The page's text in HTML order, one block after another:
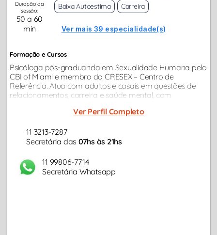
Duração da
sessão:
50 a 60
min
Baixa Autoestima
Carreira
Ver mais 39 especialidade(s)
Formação e Cursos
Psicóloga pós-graduanda em Sexualidade Humana pelo
CBI of Miami e membro do CRESEX – Centro de
Referência. Atua com adultos e casais em questões de
relacionamentos, carreira e saúde mental, com
do Comportamento.Ver Perfil Completo
11 3213-7287
Secretária das 07hs às 21hs
11 99806-7714
Secretária Whatsapp